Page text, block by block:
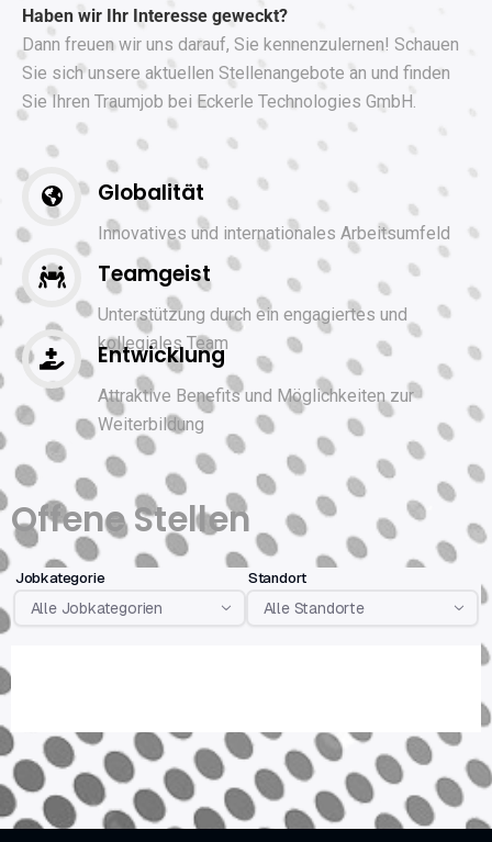
Haben wir Ihr Interesse geweckt?
Dann freuen wir uns darauf, Sie kennenzulernen! Schauen
Sie sich unsere aktuellen Stellenangebote an und finden
Sie Ihren Traumjob bei Eckerle Technologies GmbH.
Globalität
Innovatives und internationales Arbeitsumfeld
Teamgeist
Unterstützung durch ein engagiertes und
kollegiales Team
Entwicklung
Attraktive Benefits und Möglichkeiten zur
Weiterbildung
Offene Stellen